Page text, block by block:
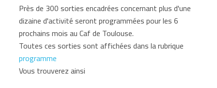
Près de 300 sorties encadrées concernant plus d'une
dizaine d'activité seront programmées pour les 6
prochains mois au Caf de Toulouse.
Toutes ces sorties sont affichées dans la rubrique
programme
Vous trouverez ainsi